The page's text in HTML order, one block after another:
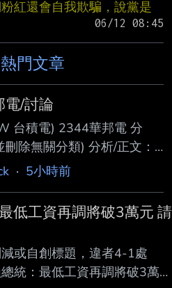
紅還會自我欺騙，說黨是
門文章
/討論
台積電) 2344華邦電 分
除無關分類) 分析/正文：
多篇了 就按照之前的慣性
法說會開完之後要發分析
邦電- 第二季增逾七成、年
舉突破七成 較上季及去年
產品組合優化與售價上漲
獲利上 記憶體績效好已經
· 5小時前
低工資再調將破3萬元 請
或自創標題，違者4-1處
統：最低工資再調將破3萬元